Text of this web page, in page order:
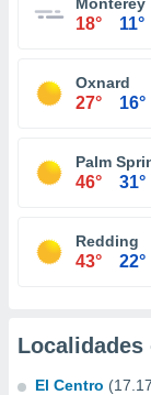
18° 11°
Oxnard
27° 16°
Palm
46° 31°
Redding
43° 22°
Localidades
El Centro